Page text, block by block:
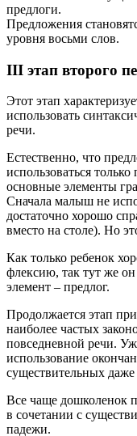
предлоги.
Предложения
уровня восьми слов.
III этап второго
Этот этап
использовать
речи.
Естественно, что
использоваться
основные элементы
Сначала малыш не
достаточно хорошо
вместо на столе). Но
Как только ребенок
флексию, так тут же
элемент – предлог.
Продолжается этап
наиболее частых
повседневной речи.
использование
существительных
Все чаще дошколенок
в сочетании с
падежи.